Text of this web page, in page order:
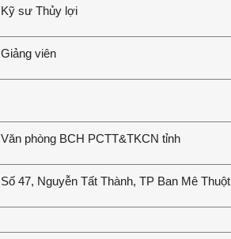
Kỹ sư Thủy lợi
Giảng viên
Văn phòng BCH PCTT&TKCN tỉnh
Số 47, Nguyễn Tất Thành, TP Ban Mê Thuột